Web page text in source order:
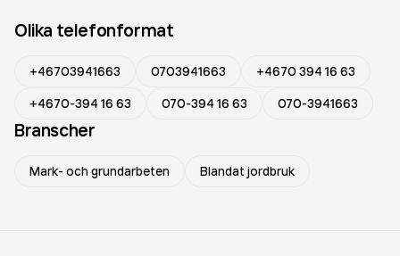
Olika telefonformat
+46703941663 0703941663
+4670 394 16 63
+4670-394 16 63
070-394 16 63 070-3941663
Branscher
Mark- och grundarbeten Blandat jordbruk